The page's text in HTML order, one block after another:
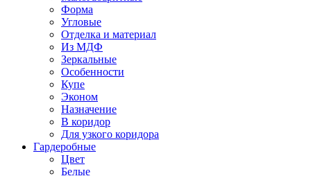
Форма
Угловые
Отделка и материал
Из МДФ
Зеркальные
Особенности
Купе
Эконом
Назначение
В коридор
Для узкого коридора
Гардеробные
Цвет
Белые